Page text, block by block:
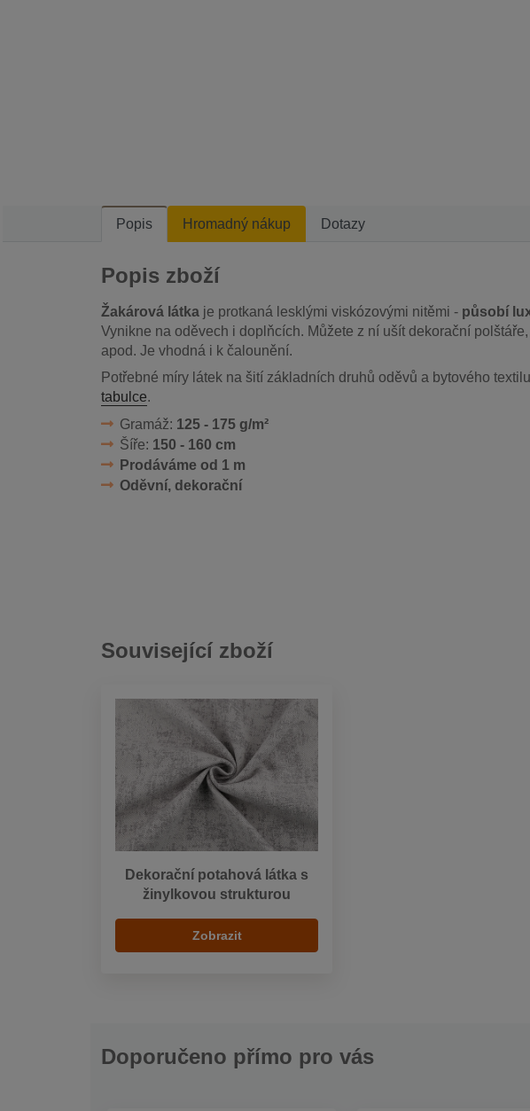
Popis Hromadný nákup Dotazy
Popis zboží
Žakárová látka je protkaná lesklými viskózovými nitěmi - působí
Vynikne na oděvech i doplňcích. Můžete z ní ušít dekorační
apod. Je vhodná i k čalounění.
Potřebné míry látek na šití základních druhů oděvů a bytového
tabulce.
Gramáž: 125 - 175 g/m²
Šíře: 150 - 160 cm
Prodáváme od 1 m
Oděvní, dekorační
Související zboží
Dekorační potahová látka s
žinylkovou strukturou
Zobrazit
Doporučeno přímo pro vás